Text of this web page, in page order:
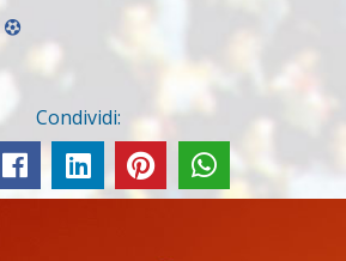
Condividi: